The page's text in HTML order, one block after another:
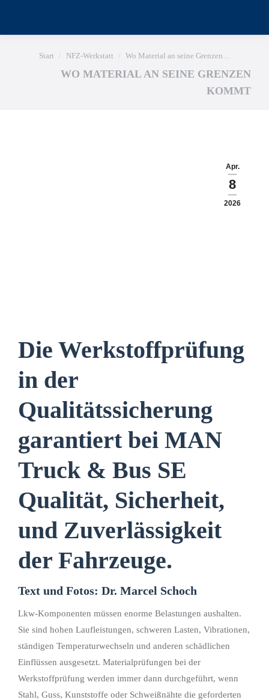
Sie befinden sich hier:
Start NFZ-Werkstatt Wo Material an seine Grenzen…
WO MATERIAL AN SEINE GRENZEN
KOMMT
Apr.
8
2026
Die Werkstoffprüfung
in der
Qualitätssicherung
garantiert bei MAN
Truck & Bus SE
Qualität, Sicherheit,
und Zuverlässigkeit
der Fahrzeuge.
Text und Fotos: Dr. Marcel Schoch
Lkw-Komponenten müssen enorme Belastungen aushalten.
Sie sind hohen Laufleistungen, schweren Lasten, Vibrationen,
ständigen Temperaturwechseln und anderen schädlichen
Einflüssen ausgesetzt. Materialprüfungen bei der
Werkstoffprüfung werden immer dann durchgeführt, wenn
Stahl, Guss, Kunststoffe oder Schweißnähte die geforderten